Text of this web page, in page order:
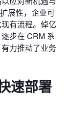
展性，企业可
有流程。倬亿
步在 CRM 系
力推动了业务
速部署